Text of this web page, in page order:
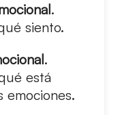
.
siento.
.
está
emociones.